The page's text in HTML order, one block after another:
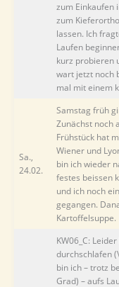
zum Einkaufen
zum
lassen. Ich
Laufen
kurz probieren
wart jetzt noch
mal mit einem
Sa.,
24.02.
Samstag früh
Zunächst noch
Frühstück hat
Wiener und
bin ich wieder
festes beissen
und ich noch
gegangen.
Kartoffelsuppe.
KW06_C:
durchschlafen
bin ich – trotz
Grad) – aufs